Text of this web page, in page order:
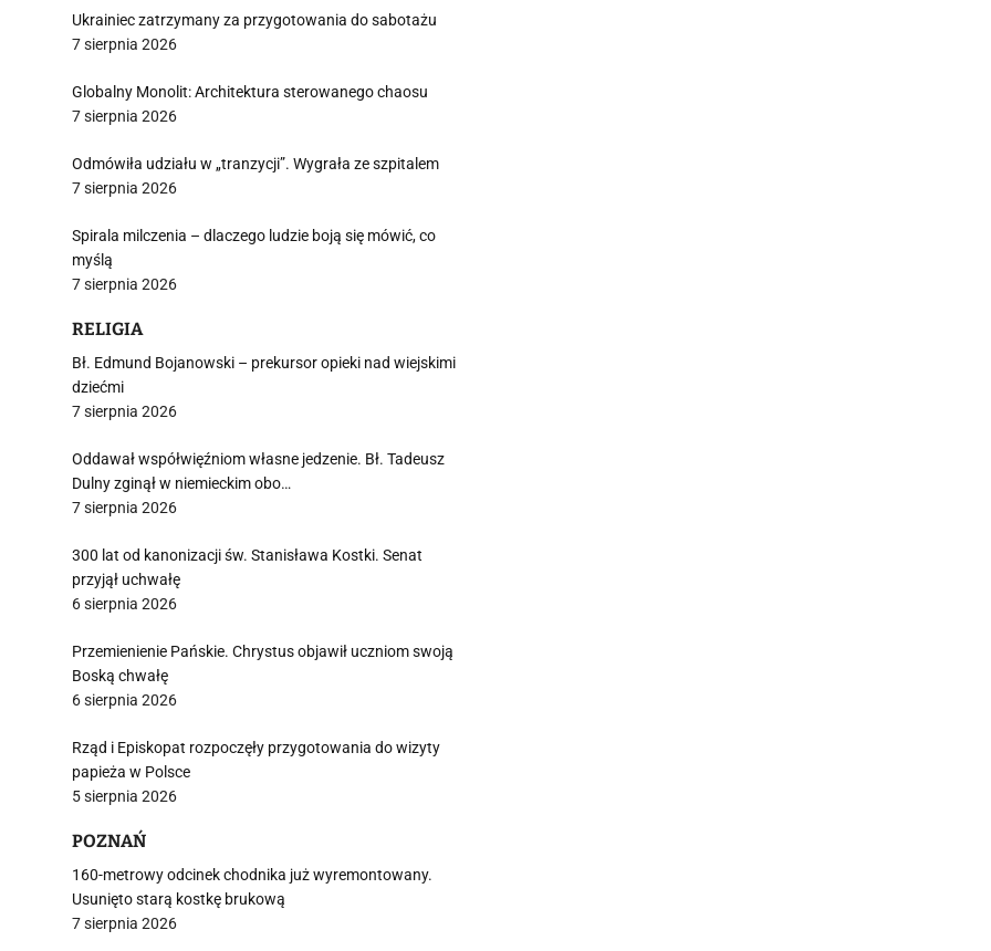
Ukrainiec zatrzymany za przygotowania do sabotażu
7 sierpnia 2026
Globalny Monolit: Architektura sterowanego chaosu
7 sierpnia 2026
Odmówiła udziału w „tranzycji”. Wygrała ze szpitalem
7 sierpnia 2026
Spirala milczenia – dlaczego ludzie boją się mówić, co
myślą
7 sierpnia 2026
RELIGIA
Bł. Edmund Bojanowski – prekursor opieki nad wiejskimi
dziećmi
7 sierpnia 2026
Oddawał współwięźniom własne jedzenie. Bł. Tadeusz
Dulny zginął w niemieckim obo…
7 sierpnia 2026
300 lat od kanonizacji św. Stanisława Kostki. Senat
przyjął uchwałę
6 sierpnia 2026
Przemienienie Pańskie. Chrystus objawił uczniom swoją
Boską chwałę
6 sierpnia 2026
Rząd i Episkopat rozpoczęły przygotowania do wizyty
papieża w Polsce
5 sierpnia 2026
POZNAŃ
160-metrowy odcinek chodnika już wyremontowany.
Usunięto starą kostkę brukową
7 sierpnia 2026